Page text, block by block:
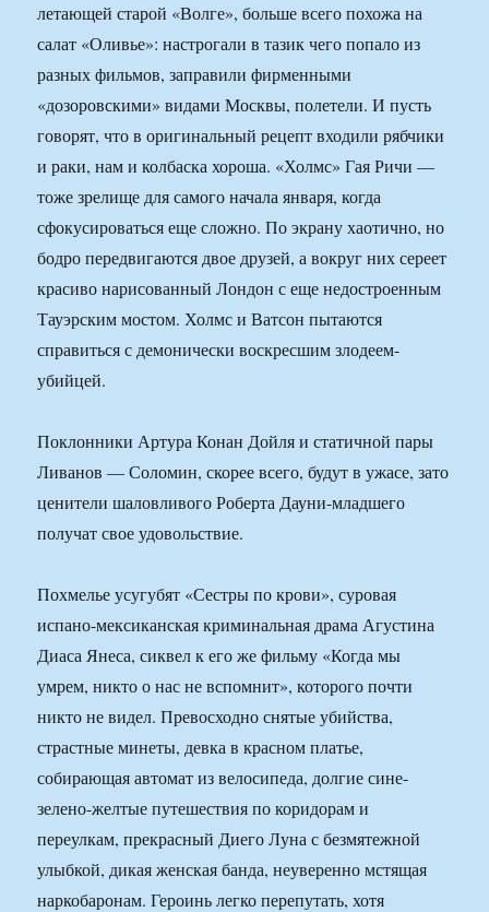
летающей старой «Волге», больше всего похожа на
салат «Оливье»: настрогали в тазик чего попало из
разных фильмов, заправили фирменными
«дозоровскими» видами Москвы, полетели. И пусть
говорят, что в оригинальный рецепт входили рябчики
и раки, нам и колбаска хороша. «Холмс» Гая Ричи —
тоже зрелище для самого начала января, когда
сфокусироваться еще сложно. По экрану хаотично, но
бодро передвигаются двое друзей, а вокруг них сереет
красиво нарисованный Лондон с еще недостроенным
Тауэрским мостом. Холмс и Ватсон пытаются
справиться с демонически воскресшим злодеем-
убийцей.
Поклонники Артура Конан Дойля и статичной пары
Ливанов — Соломин, скорее всего, будут в ужасе, зато
ценители шаловливого Роберта Дауни-младшего
получат свое удовольствие.
Похмелье усугубят «Сестры по крови», суровая
испано-мексиканская криминальная драма Агустина
Диаса Янеса, сиквел к его же фильму «Когда мы
умрем, никто о нас не вспомнит», которого почти
никто не видел. Превосходно снятые убийства,
страстные минеты, девка в красном платье,
собирающая автомат из велосипеда, долгие сине-
зелено-желтые путешествия по коридорам и
переулкам, прекрасный Диего Луна с безмятежной
улыбкой, дикая женская банда, неуверенно мстящая
наркобаронам. Героинь легко перепутать, хотя